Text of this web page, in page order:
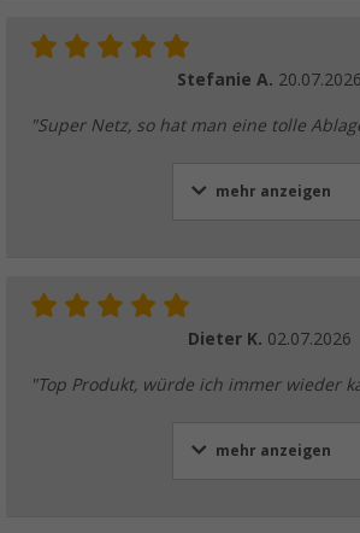
Stefanie A. 20.07.2026
"Super Netz, so hat man eine tolle
mehr anzeigen
Dieter K. 02.07.2026
"Top Produkt, würde ich immer wieder
mehr anzeigen